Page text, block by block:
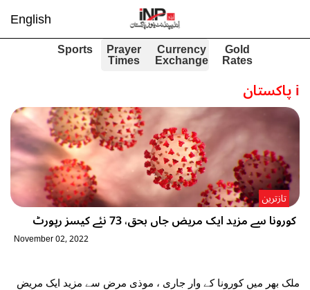
English
Gold
Rates
Currency
Exchange
Prayer
Times
Sports
iپاکستان
کورونا سے مزید ایک مریض جاں بحق، 73 نئے کیسز رپورٹ
تازترین
November 02, 2022
ملک بھر میں کورونا کے وار جاری ، موذی مرض سے مزید ایک مریض